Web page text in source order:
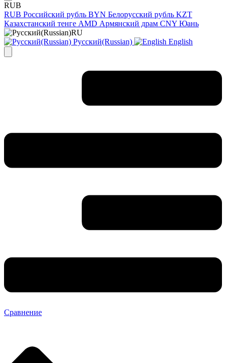
RUB
RUB Российский рубль BYN Белорусский рубль KZT
Казахстанский тенге AMD Армянский драм CNY Юань
RU
Русский(Russian)
English
Сравнение